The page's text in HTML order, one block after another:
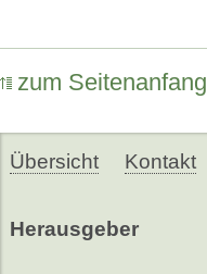
zum Seitenanfang
Übersicht Kontakt
Herausgeber